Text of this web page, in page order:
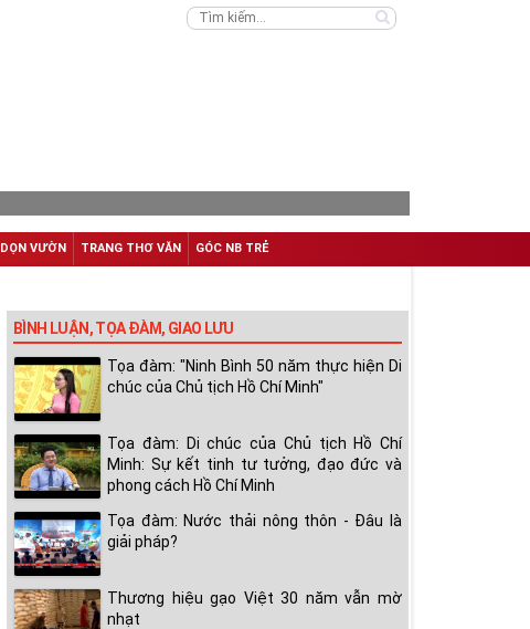
DỌN VƯỜN TRANG THƠ VĂN GÓC NB TRẺ
BÌNH LUẬN, TỌA ĐÀM, GIAO LƯU
Tọa đàm: "Ninh Bình 50 năm thực hiện Di
chúc của Chủ tịch Hồ Chí Minh"
Tọa đàm: Di chúc của Chủ tịch Hồ Chí
Minh: Sự kết tinh tư tưởng, đạo đức và
phong cách Hồ Chí Minh
Tọa đàm: Nước thải nông thôn - Đâu là
giải pháp?
Thương hiệu gạo Việt 30 năm vẫn mờ
nhạt